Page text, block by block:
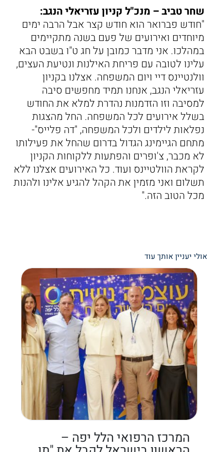
שחר טביב – מנכ"ל קניון עזריאלי הנגב:
"חודש פברואר הוא חודש קצר אבל הרבה ימים
מיוחדים ואירועים של פעם בשנה מתקיימים
במהלכו. אני מדבר כמובן על חג ט"ו בשבט הבא
עלינו לטובה עם פריחת האילנות ונטיעת העצים,
וולנטיינס דיי ויום המשפחה. אצלנו בקניון
עזריאלי הנגב, אנחנו תמיד מחפשים סיבה
למסיבה וזו הזדמנות נהדרת למלא את החודש
בשלל אירועים לכל המשפחה. החל מהצגות
נפלאות לילדים ולכל המשפחה, "דה פלייס"-
מתחם הגיימינג הגדול בדרום שהחל את פעילותו
לא מכבר, צ'ופרים והפתעות ללקוחות הקניון
לקראת הוולטיינס ועוד. כל האירועים אצלנו ללא
תשלום ואני מזמין את הקהל להגיע אלינו ולהנות
מכל הטוב הזה."
אולי יעניין אותך עוד
המרכז הרפואי הלל יפה –